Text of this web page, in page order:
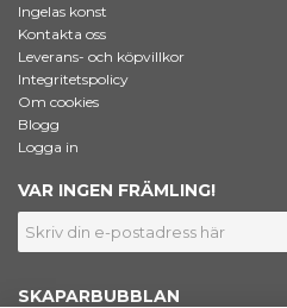
Ingelas konst
Kontakta oss
Leverans- och köpvillkor
Integritetspolicy
Om cookies
Blogg
Logga in
VAR INGEN FRÄMLING!
SKAPARBUBBLAN